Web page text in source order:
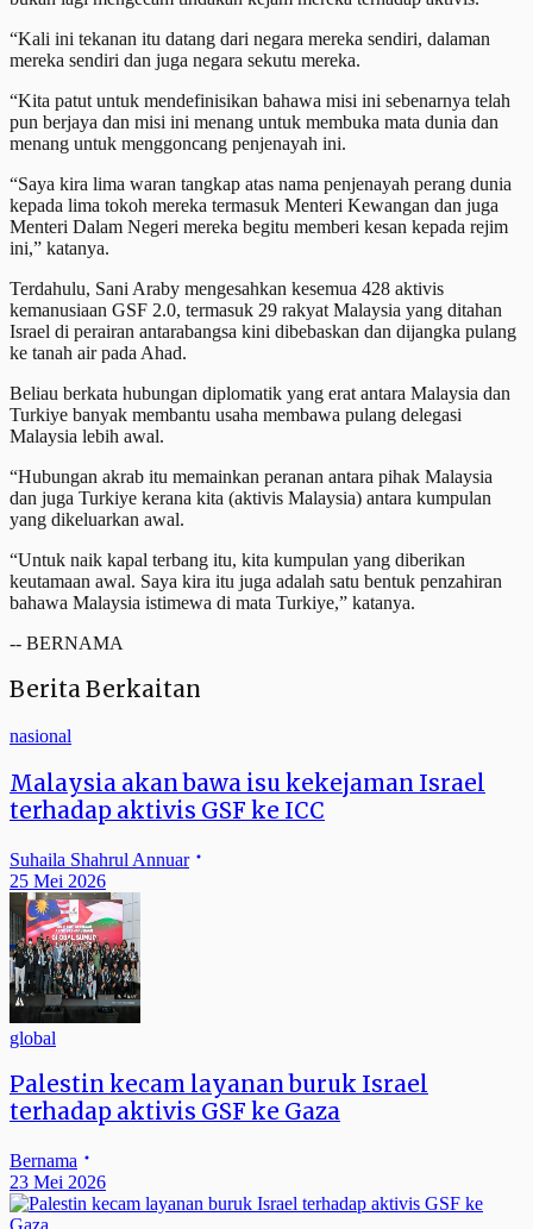
“Kali ini tekanan itu datang dari negara mereka sendiri, dalaman
mereka sendiri dan juga negara sekutu mereka.
“Kita patut untuk mendefinisikan bahawa misi ini sebenarnya telah
pun berjaya dan misi ini menang untuk membuka mata dunia dan
menang untuk menggoncang penjenayah ini.
“Saya kira lima waran tangkap atas nama penjenayah perang dunia
kepada lima tokoh mereka termasuk Menteri Kewangan dan juga
Menteri Dalam Negeri mereka begitu memberi kesan kepada rejim
ini,” katanya.
Terdahulu, Sani Araby mengesahkan kesemua 428 aktivis
kemanusiaan GSF 2.0, termasuk 29 rakyat Malaysia yang ditahan
Israel di perairan antarabangsa kini dibebaskan dan dijangka pulang
ke tanah air pada Ahad.
Beliau berkata hubungan diplomatik yang erat antara Malaysia dan
Turkiye banyak membantu usaha membawa pulang delegasi
Malaysia lebih awal.
“Hubungan akrab itu memainkan peranan antara pihak Malaysia
dan juga Turkiye kerana kita (aktivis Malaysia) antara kumpulan
yang dikeluarkan awal.
“Untuk naik kapal terbang itu, kita kumpulan yang diberikan
keutamaan awal. Saya kira itu juga adalah satu bentuk penzahiran
bahawa Malaysia istimewa di mata Turkiye,” katanya.
-- BERNAMA
Berita Berkaitan
nasional
Malaysia akan bawa isu kekejaman Israel
terhadap aktivis GSF ke ICC
Suhaila Shahrul Annuar
25 Mei 2026
global
Palestin kecam layanan buruk Israel
terhadap aktivis GSF ke Gaza
Bernama
23 Mei 2026